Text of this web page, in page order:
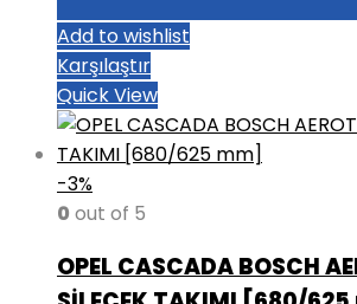
Add to wishlist
Karşılaştır
Quick View
-3%
0 out of 5
OPEL CASCADA BOSCH